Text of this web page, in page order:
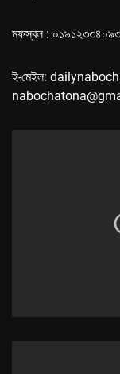
মফস্বল : ০১৯১২৩৩৪০৯৩
ই-মেইল: